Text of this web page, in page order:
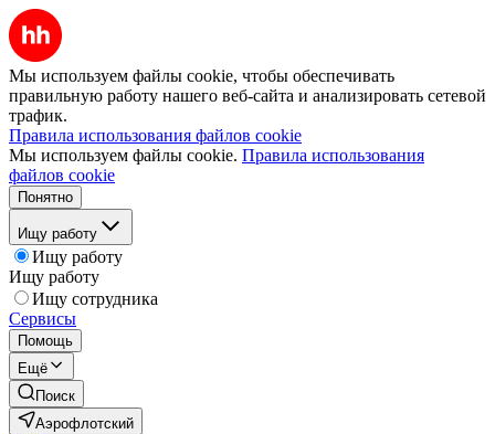
Мы используем файлы cookie, чтобы обеспечивать
правильную работу нашего веб-сайта и анализировать сетевой
трафик.
Правила использования файлов cookie
Мы используем файлы cookie. Правила использования
файлов cookie
Понятно
Ищу работу
Ищу работу
Ищу работу
Ищу сотрудника
Сервисы
Помощь
Ещё
Поиск
Аэрофлотский